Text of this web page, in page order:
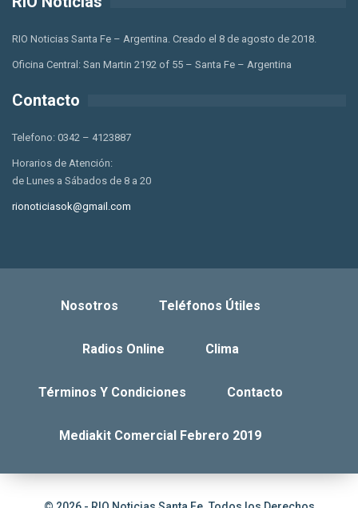
RIO Noticias Santa Fe – Argentina. Creado el 8 de agosto de 2018.
Oficina Central: San Martin 2192 of 55 – Santa Fe – Argentina
Contacto
Telefono: 0342 – 4123887
Horarios de Atención:
de Lunes a Sábados de 8 a 20
rionoticiasok@gmail.com
Nosotros Teléfonos Útiles
Radios Online Clima
Términos Y Condiciones Contacto
Mediakit Comercial Febrero 2019